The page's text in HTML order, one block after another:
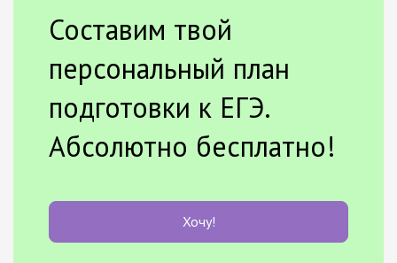
Составим твой
персональный план
подготовки к ЕГЭ.
Абсолютно бесплатно!
Хочу!